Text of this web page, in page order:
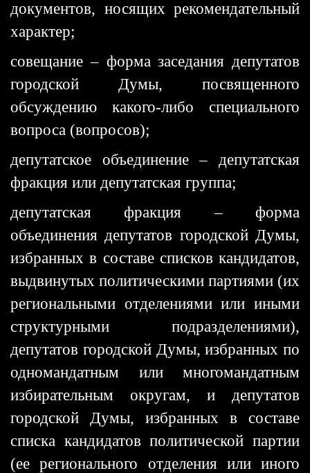
документов, носящих рекомендательный
характер;
совещание – форма заседания депутатов
городской Думы, посвященного
обсуждению какого-либо специального
вопроса (вопросов);
депутатское объединение – депутатская
фракция или депутатская группа;
депутатская фракция – форма
объединения депутатов городской Думы,
избранных в составе списков кандидатов,
выдвинутых политическими партиями (их
региональными отделениями или иными
структурными подразделениями),
депутатов городской Думы, избранных по
одномандатным или многомандатным
избирательным округам, и депутатов
городской Думы, избранных в составе
списка кандидатов политической партии
(ее регионального отделения или иного